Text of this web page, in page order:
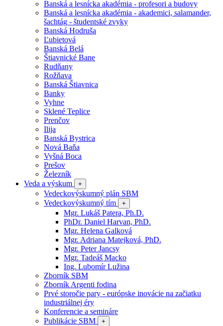
Banská a lesnícka akadémia - profesori a budovy
Banská a lesnícka akadémia - akademici, salamander,
šachtág - študentské zvyky
Banská Hodruša
Ľubietová
Banská Belá
Štiavnické Bane
Rudňany
Rožňava
Banská Štiavnica
Banky
Vyhne
Sklené Teplice
Prenčov
Ilija
Banská Bystrica
Nová Baňa
Vyšná Boca
Prešov
Železník
Veda a výskum
+
Vedeckovýskumný plán SBM
Vedeckovýskumný tím
+
Mgr. Lukáš Patera, Ph.D.
PhDr. Daniel Harvan, PhD.
Mgr. Helena Galková
Mgr. Adriana Matejková, PhD.
Mgr. Peter Jancsy
Mgr. Tadeáš Macko
Ing. Lubomír Lužina
Zborník SBM
Zborník Argenti fodina
Prvé storočie pary - európske inovácie na začiatku
industriálnej éry
Konferencie a semináre
Publikácie SBM
+